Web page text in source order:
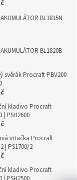
BL1815N
BL1820B
svěrák Procraft PBV200
kladivo Procraft
| PSH2600
vrtačka Procraft
| PS1700/2
kladivo Procraft